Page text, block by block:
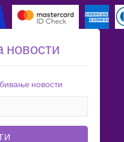
новости
новости